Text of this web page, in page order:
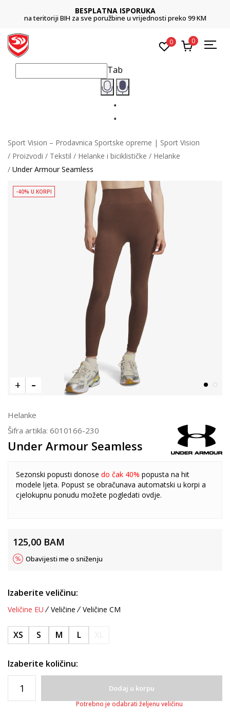
BESPLATNA ISPORUKA
na teritoriji BIH za sve poružbine u vrijednosti preko 99 KM
0 0
Tab
Sport Vision – Prodavnica Sportske opreme | Sport Vision
Proizvodi
Tekstil Helanke i biciklističke
Helanke
Under Armour Seamless
-40% U KORPI
Helanke
Šifra artikla: 6010166-230
Under Armour Seamless
Sezonski popusti donose do čak 40% popusta na hit
modele ljeta. Popust se obračunava automatski u korpi a
cjelokupnu ponudu možete pogledati ovdje.
125,00 BAM
Obavijesti me o sniženju
Izaberite veličinu:
Veličine EU Veličine Veličine CM
XS S M L
Izaberite količinu:
Dodaj u korpu
Potrebno je odabrati željenu veličinu